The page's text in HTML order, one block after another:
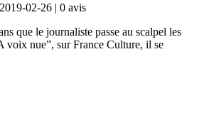
02-26 | 0 avis
que le journaliste passe au scalpel les
voix nue”, sur France Culture, il se